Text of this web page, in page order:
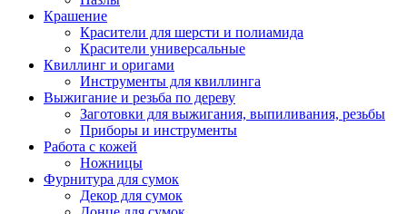
Крашение
Красители для шерсти и полиамида
Красители универсальные
Квиллинг и оригами
Инструменты для квиллинга
Выжигание и резьба по дереву
Заготовки для выжигания, выпиливания, резьбы
Приборы и инструменты
Работа с кожей
Ножницы
Фурнитура для сумок
Декор для сумок